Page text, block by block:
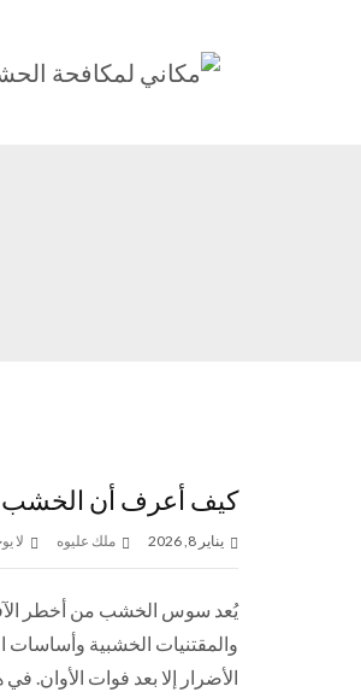
كيف أعرف أن
يناير 8, 2026 ملك عليوه لا
يُعد سوس الخشب من أخطر
والمقتنيات الخشبية
الأضرار إلا بعد فوات الأوان.